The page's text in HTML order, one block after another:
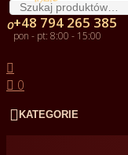
+48 794 265 385
pon - pt: 8:00 - 15:00

 0
 KATEGORIE